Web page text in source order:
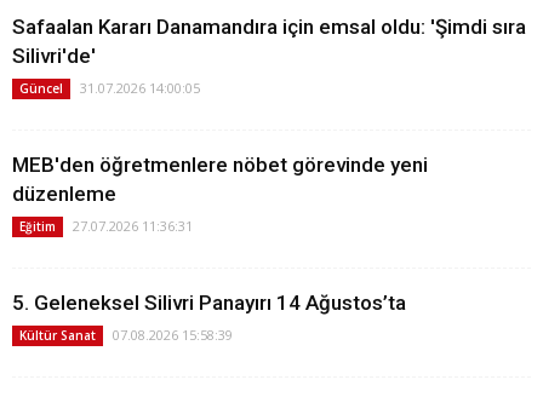
Safaalan Kararı Danamandıra için emsal oldu: 'Şimdi sıra
Silivri'de'
Güncel 31.07.2026 14:00:05
MEB'den öğretmenlere nöbet görevinde yeni
düzenleme
Eğitim 27.07.2026 11:36:31
5. Geleneksel Silivri Panayırı 14 Ağustos’ta
Kültür Sanat 07.08.2026 15:58:39